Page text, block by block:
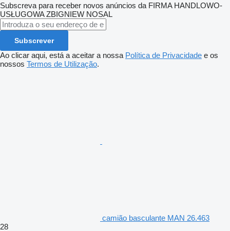
Subscreva para receber novos anúncios da FIRMA HANDLOWO-
USŁUGOWA ZBIGNIEW NOSAL
Subscrever
Ao clicar aqui, está a aceitar a nossa Política de Privacidade e os
nossos Termos de Utilização.
camião basculante MAN 26.463
28